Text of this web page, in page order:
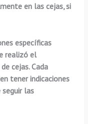
en las cejas, si
específicas
realizó el
cejas. Cada
tener indicaciones
las